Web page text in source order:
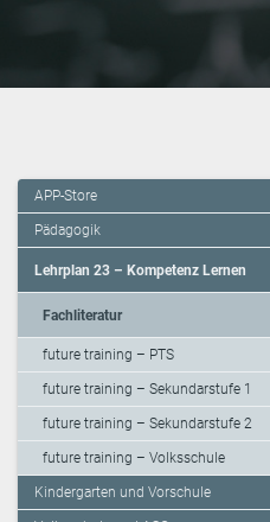
APP-Store
Pädagogik
Lehrplan 23 – Kompetenz Lernen
Fachliteratur
future training – PTS
future training – Sekundarstufe 1
future training – Sekundarstufe 2
future training – Volksschule
Kindergarten und Vorschule